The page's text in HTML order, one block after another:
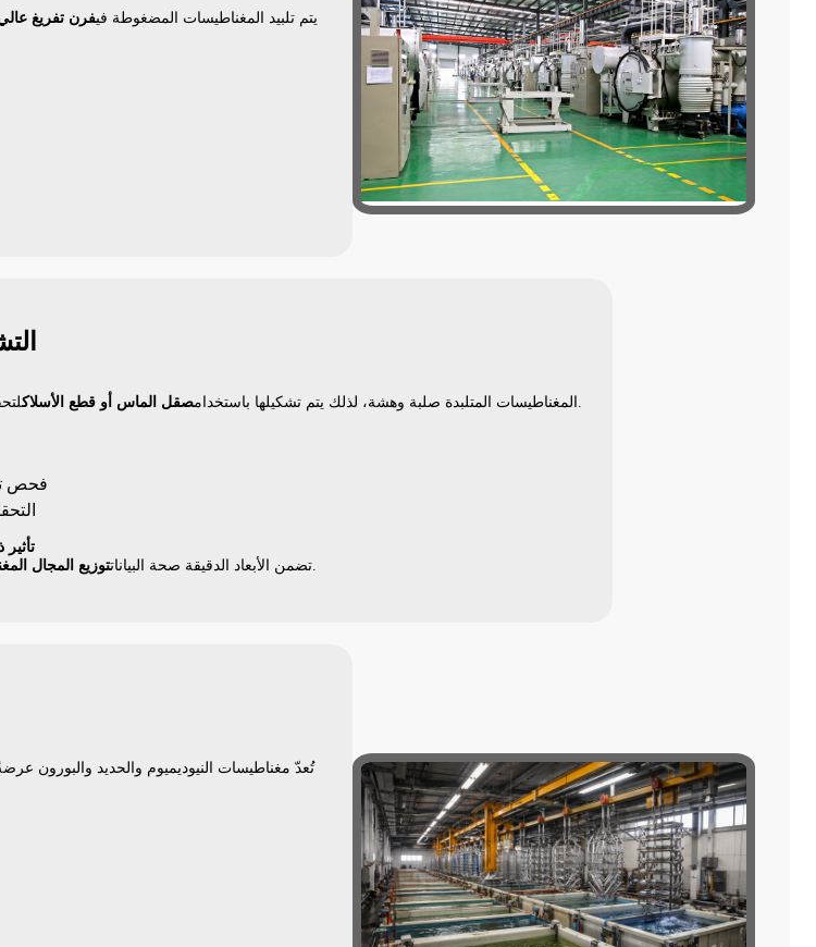
يتم تلبيد المغناطيسات المضغوطة فيفرن تفريغ
7.
المغناطيسات المتلبدة صلبة وهشة، لذلك يتم تشكيلها باستخدامصقل الماس أو قطع الأسلاك
فحص
تضمن الأبعاد الدقيقة صحة البياناتتوزيع المجال في الطلب النهائي.
تُعدّ مغناطيسات النيوديميوم والحديد والبورون